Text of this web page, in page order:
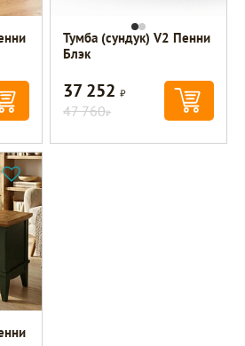
Тумба (сундук) V2 Пенни
Блэк
37 252Р
47 760Р